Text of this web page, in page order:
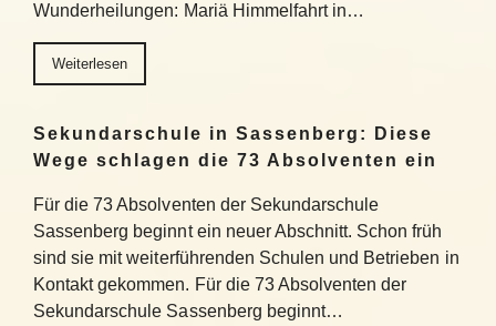
Wunderheilungen: Mariä Himmelfahrt in…
Weiterlesen
Sekundarschule in Sassenberg: Diese
Wege schlagen die 73 Absolventen ein
Für die 73 Absolventen der Sekundarschule
Sassenberg beginnt ein neuer Abschnitt. Schon früh
sind sie mit weiterführenden Schulen und Betrieben in
Kontakt gekommen. Für die 73 Absolventen der
Sekundarschule Sassenberg beginnt…